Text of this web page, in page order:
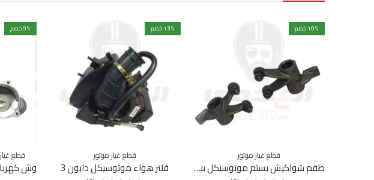
10% خصم
قطع غيار موتور
طقم شواكيش بستم موتوسيكل بنلي 200
13% خصم
قطع غيار موتور
فلتر هواء موتوسيكل دايون 3
9% خصم
قطع